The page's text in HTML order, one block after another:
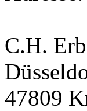
C.H.
47809